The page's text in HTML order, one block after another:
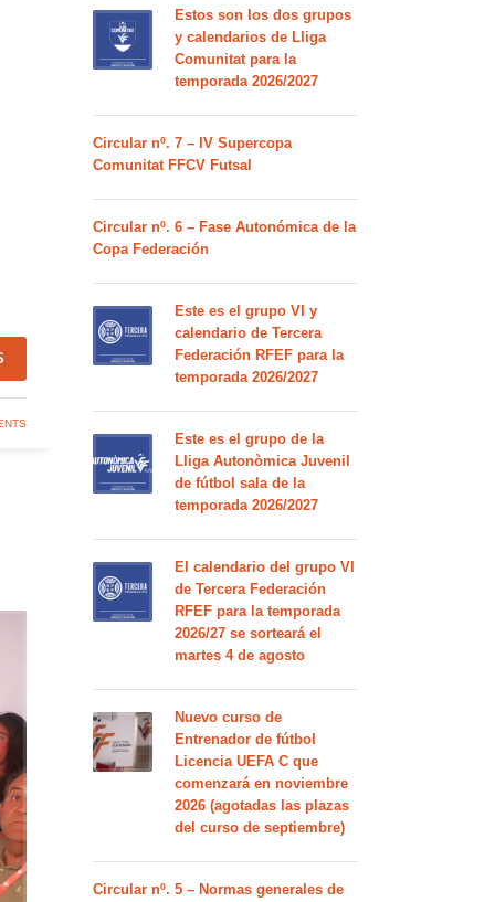
Estos son los dos grupos
y calendarios de Lliga
Comunitat para la
temporada 2026/2027
Circular nº. 7 – IV Supercopa
Comunitat FFCV Futsal
Circular nº. 6 – Fase Autonómica de la
Copa Federación
Este es el grupo VI y
calendario de Tercera
Federación RFEF para la
temporada 2026/2027
Este es el grupo de la
Lliga Autonòmica Juvenil
de fútbol sala de la
temporada 2026/2027
El calendario del grupo VI
de Tercera Federación
RFEF para la temporada
2026/27 se sorteará el
martes 4 de agosto
Nuevo curso de
Entrenador de fútbol
Licencia UEFA C que
comenzará en noviembre
2026 (agotadas las plazas
del curso de septiembre)
Circular nº. 5 – Normas generales de